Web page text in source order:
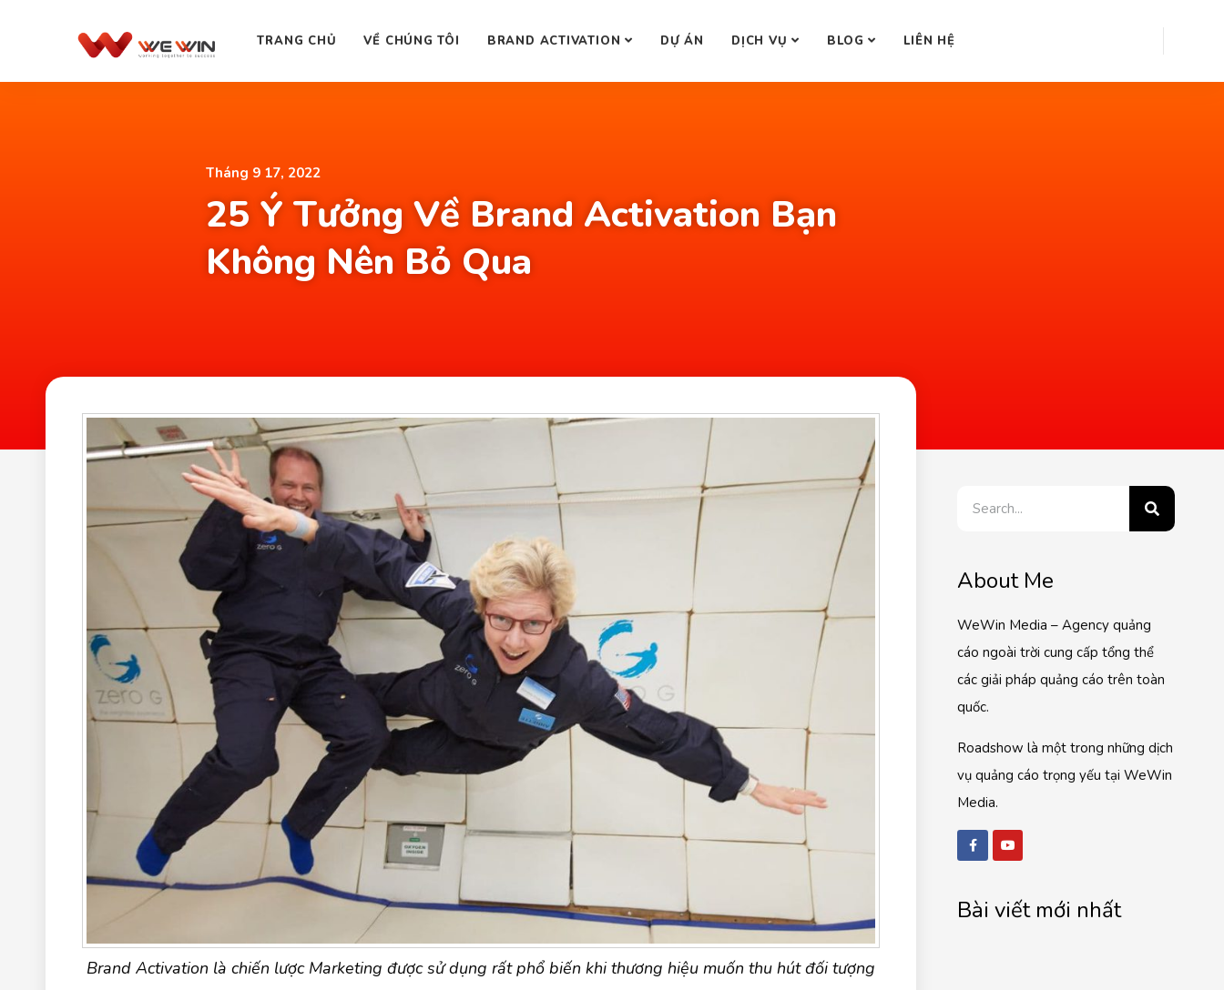
TRANG CHỦ VỀ CHÚNG TÔI BRAND ACTIVATION DỰ ÁN DỊCH VỤ BLOG LIÊN HỆ
Tháng 9 17, 2022
25 Ý Tưởng Về Brand Activation Bạn
Không Nên Bỏ Qua
Brand Activation là chiến lược Marketing được sử dụng rất phổ biến khi thương hiệu muốn thu hút đối tượng
About Me
WeWin Media – Agency quảng
cáo ngoài trời cung cấp tổng thể
các giải pháp quảng cáo trên toàn
quốc.
Roadshow là một trong những dịch
vụ quảng cáo trọng yếu tại WeWin
Media.
Bài viết mới nhất